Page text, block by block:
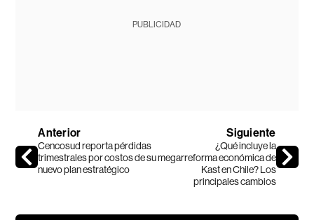
PUBLICIDAD
Anterior
Cencosud reporta pérdidas
trimestrales por costos de su
nuevo plan estratégico
Siguiente
¿Qué incluye la
megarreforma económica de
Kast en Chile? Los
principales cambios